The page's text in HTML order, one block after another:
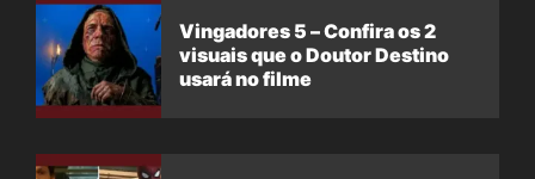
Vingadores 5 – Confira os 2
visuais que o Doutor Destino
usará no filme